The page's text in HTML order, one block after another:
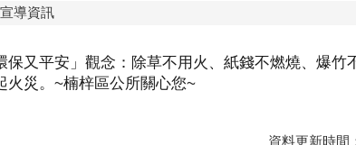
導資訊
又平安」觀念：除草不用火、紙錢不燃燒、爆竹
火災。~楠梓區公所關心您~
資料更新時間